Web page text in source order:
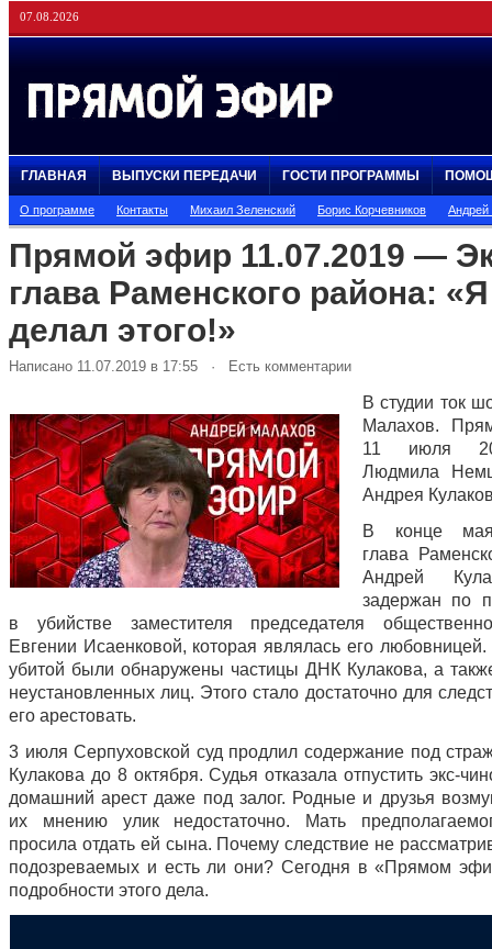
07.08.2026
ГЛАВНАЯ ВЫПУСКИ ПЕРЕДАЧИ ГОСТИ ПРОГРАММЫ
О программе Контакты Михаил Зеленский Борис Корчевников
Прямой эфир 11.07.2019 —
глава Раменского района:
делал этого!»
Написано 11.07.2019 в 17:55 · Есть комментарии
В студии ток
Малахов.
11 июля
Людмила
Андрея
В конце
глава
Андрей
задержан по
в убийстве заместителя председателя
Евгении Исаенковой, которая являлась его
убитой были обнаружены частицы ДНК Кулакова, а
неустановленных лиц. Этого стало достаточно для
его арестовать.
3 июля Серпуховской суд продлил содержание под
Кулакова до 8 октября. Судья отказала отпустить экс-
домашний арест даже под залог. Родные и друзья
их мнению улик недостаточно. Мать
просила отдать ей сына. Почему следствие не
подозреваемых и есть ли они? Сегодня в «Прямом
подробности этого дела.